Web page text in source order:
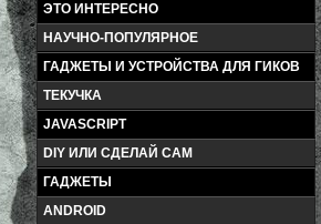
ЭТО ИНТЕРЕСНО
НАУЧНО-ПОПУЛЯРНОЕ
ГАДЖЕТЫ И УСТРОЙСТВА ДЛЯ ГИКОВ
ТЕКУЧКА
JAVASCRIPT
DIY ИЛИ СДЕЛАЙ САМ
ГАДЖЕТЫ
ANDROID